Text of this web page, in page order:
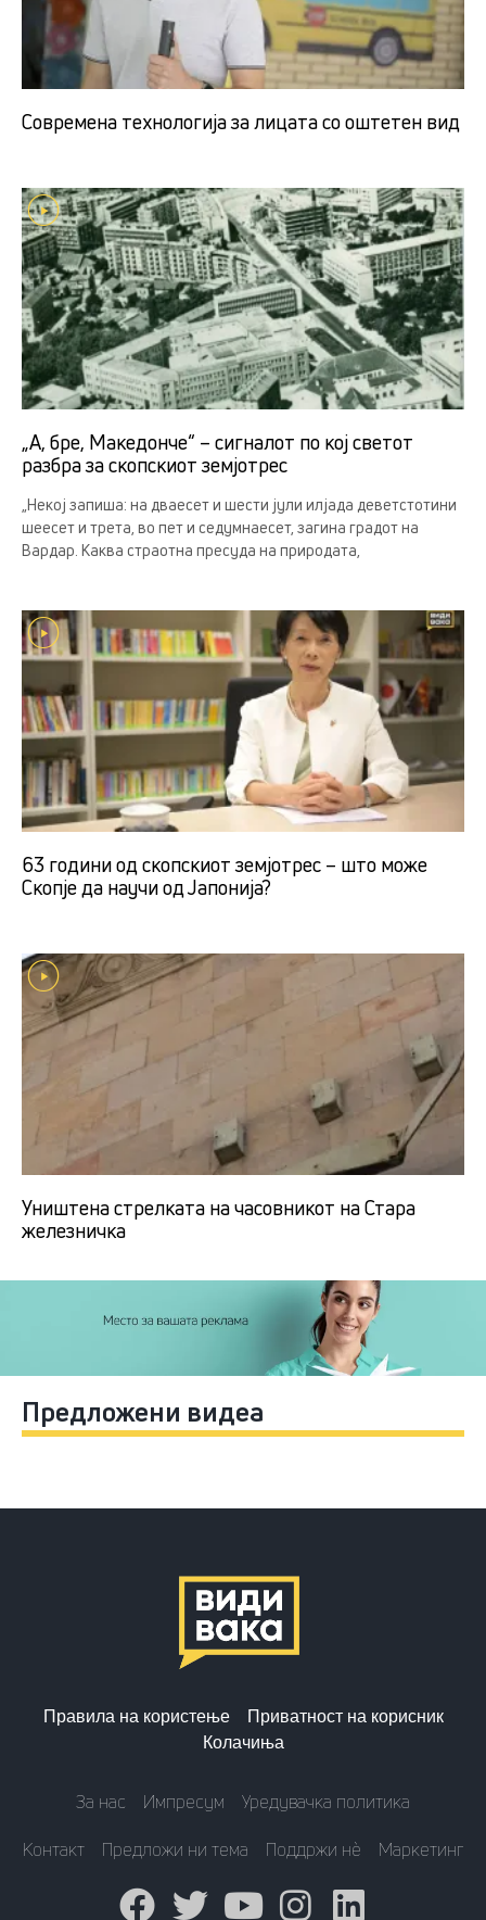
Современа технологија за лицата со оштетен вид
„А, бре, Македонче“ – сигналот по кој светот
разбра за скопскиот земјотрес
„Некој запиша: на дваесет и шести јули илјада деветстотини
шеесет и трета, во пет и седумнаесет, загина градот на
Вардар. Каква страотна пресуда на природата,
63 години од скопскиот земјотрес – што може
Скопје да научи од Јапонија?
Уништена стрелката на часовникот на Стара
железничка
Предложени видеа
Правила на користење
Приватност на корисник
Колачиња
За нас Импресум
Уредувачка политика
Контакт
Предложи ни тема Поддржи нè Маркетинг